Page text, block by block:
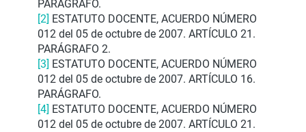
PARÁGRAFO.
[2] ESTATUTO DOCENTE, ACUERDO NÚMERO
012 del 05 de octubre de 2007. ARTÍCULO 21.
PARÁGRAFO 2.
[3] ESTATUTO DOCENTE, ACUERDO NÚMERO
012 del 05 de octubre de 2007. ARTÍCULO 16.
PARÁGRAFO.
[4] ESTATUTO DOCENTE, ACUERDO NÚMERO
012 del 05 de octubre de 2007. ARTÍCULO 21.